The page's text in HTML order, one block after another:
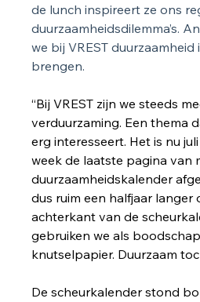
de lunch inspireert ze ons
duurzaamheidsdilemma’s.
we bij VREST
brengen.
“Bij VREST zijn we steeds
verduurzaming. Een thema
erg interesseert. Het is nu
week de laatste pagina van
duurzaamheidskalender
dus ruim een halfjaar langer
achterkant van de
gebruiken we als
knutselpapier. Duurzaam
De scheurkalender stond